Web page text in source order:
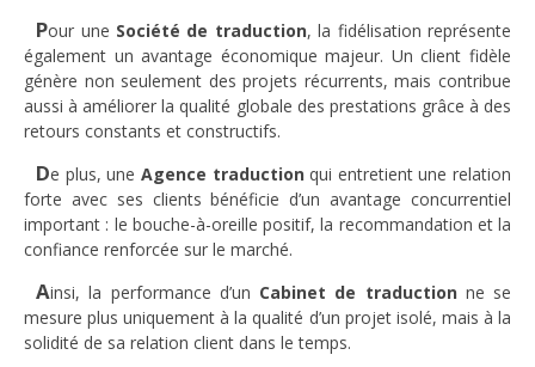
Pour une Société de traduction, la fidélisation représente
également un avantage économique majeur. Un client fidèle
génère non seulement des projets récurrents, mais contribue
aussi à améliorer la qualité globale des prestations grâce à des
retours constants et constructifs.
De plus, une Agence traductionqui entretient une relation
forte avec ses clients bénéficie d’un avantage concurrentiel
important : le bouche-à-oreille positif, la recommandation et la
confiance renforcée sur le marché.
Ainsi, la performance d’un Cabinet de traductionne se
mesure plus uniquement à la qualité d’un projet isolé, mais à la
solidité de sa relation client dans le temps.